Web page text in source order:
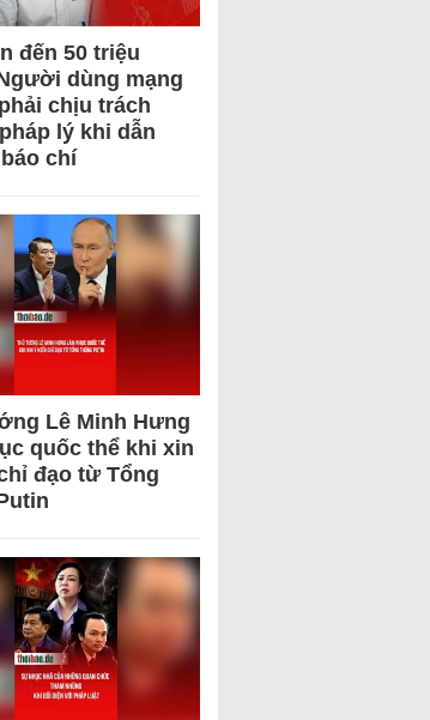
đến 50 triệu
dùng mạng
chịu trách
lý khi dẫn
chí
Lê Minh Hưng
quốc thể khi xin
đạo từ Tổng